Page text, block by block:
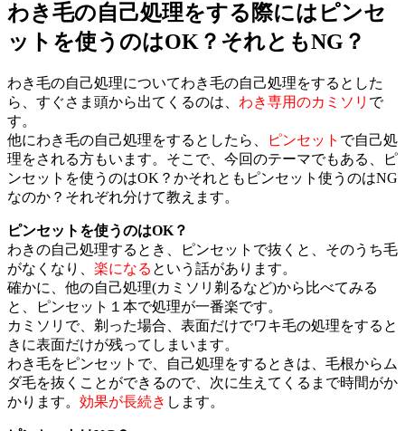
わき毛の自己処理をする際にはピンセ
ットを使うのはOK？それともNG？
わき毛の自己処理についてわき毛の自己処理をするとした
ら、すぐさま頭から出てくるのは、 わき専用のカミソリ で
す。
他にわき毛の自己処理をするとしたら、
ピンセット で自己処
理をされる方もいます。そこで、今回のテーマでもある、ピ
ンセットを使うのはOK？かそれともピンセット使うのはNG
なのか？それぞれ分けて教えます。
ピンセットを使うのはOK？
わきの自己処理するとき、ピンセットで抜くと、そのうち毛
がなくなり、 楽になる という話があります。
確かに、他の自己処理(カミソリ剃るなど)から比べてみる
と、ピンセット１本で処理が一番楽です。
カミソリで、剃った場合、表面だけでワキ毛の処理をすると
きに表面だけが残ってしまいます。
わき毛をピンセットで、自己処理をするときは、毛根からム
ダ毛を抜くことができるので、次に生えてくるまで時間がか
かります。 効果が長続き します。